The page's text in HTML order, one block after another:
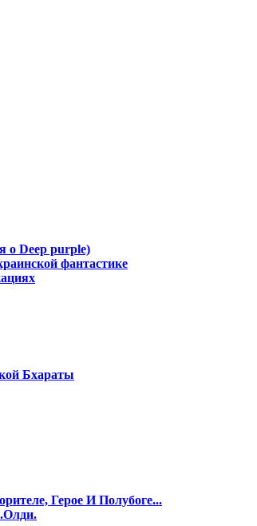
о Deep purple)
фантастике
Бхараты
Герое И Полубоге...